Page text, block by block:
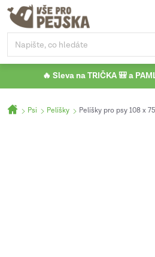
Přejít
obsah
🔥 Sleva na TRIČKA 🎒 a
Domů
Psi Pelíšky Pelíšky pro psy 108 x